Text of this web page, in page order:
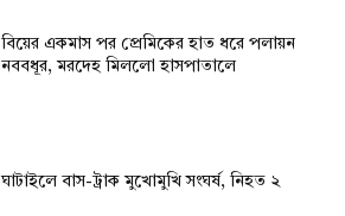
বিয়ের একমাস পর প্রেমিকের হাত ধরে পলায়ন
নববধূর, মরদেহ মিললো হাসপাতালে
ঘাটাইলে বাস-ট্রাক মুখোমুখি সংঘর্ষ, নিহত ২